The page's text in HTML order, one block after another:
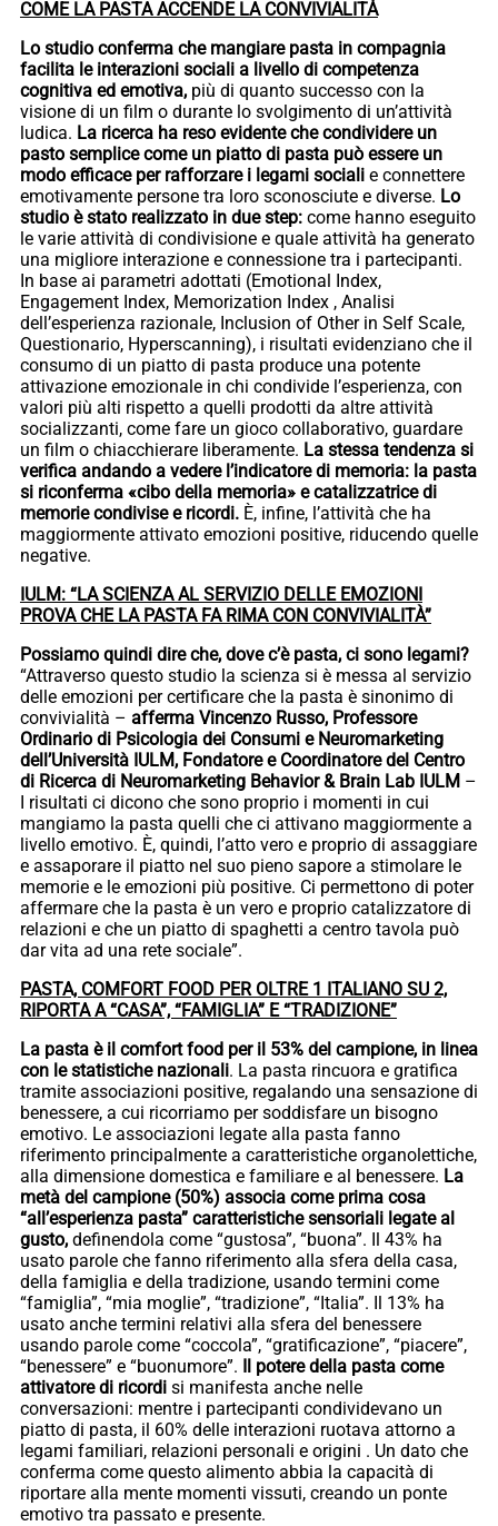
COME LA PASTA ACCENDE LA CONVIVIALITÀ
Lo studio conferma che mangiare pasta in compagnia
facilita le interazioni sociali a livello di competenza
cognitiva ed emotiva, più di quanto successo con la
visione di un film o durante lo svolgimento di un’attività
ludica. La ricerca ha reso evidente che condividere un
pasto semplice come un piatto di pasta può essere un
modo efficace per rafforzare i legami sociali e connettere
emotivamente persone tra loro sconosciute e diverse. Lo
studio è stato realizzato in due step: come hanno eseguito
le varie attività di condivisione e quale attività ha generato
una migliore interazione e connessione tra i partecipanti.
In base ai parametri adottati (Emotional Index,
Engagement Index, Memorization Index , Analisi
dell’esperienza razionale, Inclusion of Other in Self Scale,
Questionario, Hyperscanning), i risultati evidenziano che il
consumo di un piatto di pasta produce una potente
attivazione emozionale in chi condivide l’esperienza, con
valori più alti rispetto a quelli prodotti da altre attività
socializzanti, come fare un gioco collaborativo, guardare
un film o chiacchierare liberamente. La stessa tendenza si
verifica andando a vedere l’indicatore di memoria: la pasta
si riconferma «cibo della memoria» e catalizzatrice di
memorie condivise e ricordi. È, infine, l’attività che ha
maggiormente attivato emozioni positive, riducendo quelle
negative.
IULM: “LA SCIENZA AL SERVIZIO DELLE EMOZIONI
PROVA CHE LA PASTA FA RIMA CON CONVIVIALITÀ”
Possiamo quindi dire che, dove c’è pasta, ci sono legami?
“Attraverso questo studio la scienza si è messa al servizio
delle emozioni per certificare che la pasta è sinonimo di
convivialità – afferma Vincenzo Russo, Professore
Ordinario di Psicologia dei Consumi e Neuromarketing
dell’Università IULM, Fondatore e Coordinatore del Centro
di Ricerca di Neuromarketing Behavior & Brain Lab IULM –
I risultati ci dicono che sono proprio i momenti in cui
mangiamo la pasta quelli che ci attivano maggiormente a
livello emotivo. È, quindi, l’atto vero e proprio di assaggiare
e assaporare il piatto nel suo pieno sapore a stimolare le
memorie e le emozioni più positive. Ci permettono di poter
affermare che la pasta è un vero e proprio catalizzatore di
relazioni e che un piatto di spaghetti a centro tavola può
dar vita ad una rete sociale”.
PASTA, COMFORT FOOD PER OLTRE 1 ITALIANO SU 2,
RIPORTA A “CASA”, “FAMIGLIA” E “TRADIZIONE”
La pasta è il comfort food per il 53% del campione, in linea
con le statistiche nazionali. La pasta rincuora e gratifica
tramite associazioni positive, regalando una sensazione di
benessere, a cui ricorriamo per soddisfare un bisogno
emotivo. Le associazioni legate alla pasta fanno
riferimento principalmente a caratteristiche organolettiche,
alla dimensione domestica e familiare e al benessere. La
metà del campione (50%) associa come prima cosa
“all’esperienza pasta” caratteristiche sensoriali legate al
gusto, definendola come “gustosa”, “buona”. Il 43% ha
usato parole che fanno riferimento alla sfera della casa,
della famiglia e della tradizione, usando termini come
“famiglia”, “mia moglie”, “tradizione”, “Italia”. Il 13% ha
usato anche termini relativi alla sfera del benessere
usando parole come “coccola”, “gratificazione”, “piacere”,
“benessere” e “buonumore”. Il potere della pasta come
attivatore di ricordi si manifesta anche nelle
conversazioni: mentre i partecipanti condividevano un
piatto di pasta, il 60% delle interazioni ruotava attorno a
legami familiari, relazioni personali e origini . Un dato che
conferma come questo alimento abbia la capacità di
riportare alla mente momenti vissuti, creando un ponte
emotivo tra passato e presente.